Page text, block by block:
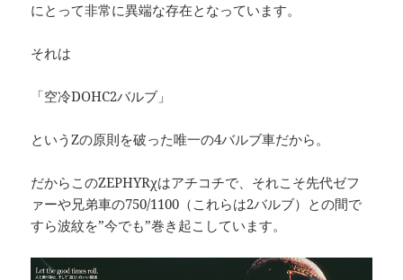
にとって非常に異端な存在となっています。
それは
「空冷DOHC2バルブ」
というZの原則を破った唯一の4バルブ車だから。
だからこのZEPHYRχはアチコチで、それこそ先代ゼフ
ァーや兄弟車の750/1100（これらは2バルブ）との間で
すら波紋を”今でも”巻き起こしています。